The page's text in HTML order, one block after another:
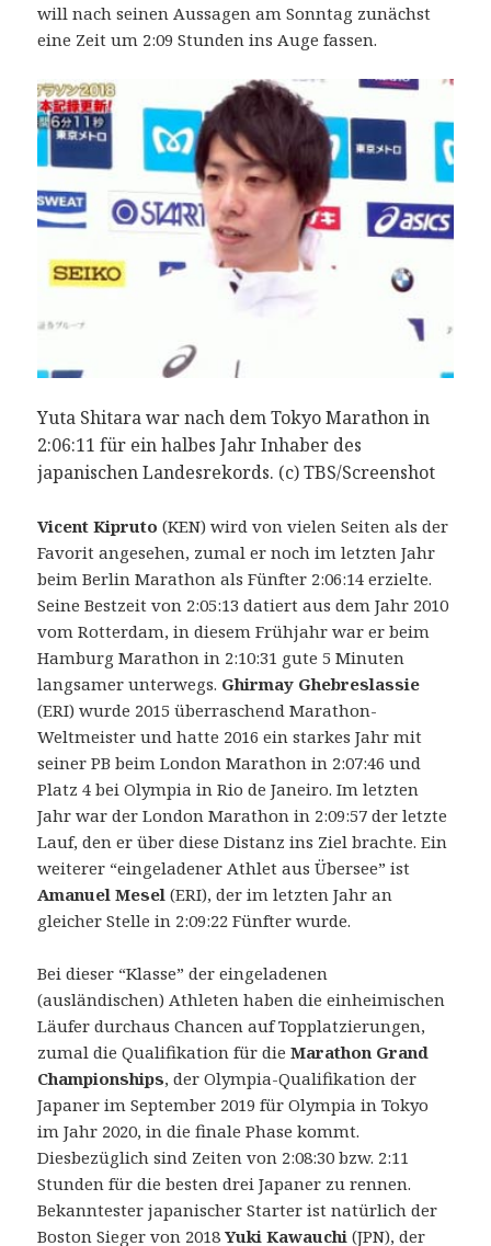
will nach seinen Aussagen am Sonntag zunächst
eine Zeit um 2:09 Stunden ins Auge fassen.
Yuta Shitara war nach dem Tokyo Marathon in
2:06:11 für ein halbes Jahr Inhaber des
japanischen Landesrekords. (c) TBS/Screenshot
Vicent Kipruto (KEN) wird von vielen Seiten als der
Favorit angesehen, zumal er noch im letzten Jahr
beim Berlin Marathon als Fünfter 2:06:14 erzielte.
Seine Bestzeit von 2:05:13 datiert aus dem Jahr 2010
vom Rotterdam, in diesem Frühjahr war er beim
Hamburg Marathon in 2:10:31 gute 5 Minuten
langsamer unterwegs. Ghirmay Ghebreslassie
(ERI) wurde 2015 überraschend Marathon-
Weltmeister und hatte 2016 ein starkes Jahr mit
seiner PB beim London Marathon in 2:07:46 und
Platz 4 bei Olympia in Rio de Janeiro. Im letzten
Jahr war der London Marathon in 2:09:57 der letzte
Lauf, den er über diese Distanz ins Ziel brachte. Ein
weiterer “eingeladener Athlet aus Übersee” ist
Amanuel Mesel (ERI), der im letzten Jahr an
gleicher Stelle in 2:09:22 Fünfter wurde.
Bei dieser “Klasse” der eingeladenen
(ausländischen) Athleten haben die einheimischen
Läufer durchaus Chancen auf Topplatzierungen,
zumal die Qualifikation für dieMarathon Grand
Championships, der Olympia-Qualifikation der
Japaner im September 2019 für Olympia in Tokyo
im Jahr 2020, in die finale Phase kommt.
Diesbezüglich sind Zeiten von 2:08:30 bzw. 2:11
Stunden für die besten drei Japaner zu rennen.
Bekanntester japanischer Starter ist natürlich der
Boston Sieger von 2018Yuki Kawauchi (JPN), der